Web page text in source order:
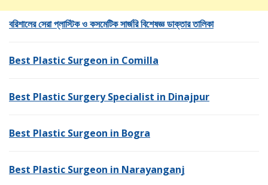
বরিশালের সেরা প্লাস্টিক ও কসমেটিক সার্জরি বিশেষজ্ঞ ডাক্তার তালিকা
Best Plastic Surgeon in Comilla
Best Plastic Surgery Specialist in Dinajpur
Best Plastic Surgeon in Bogra
Best Plastic Surgeon in Narayanganj